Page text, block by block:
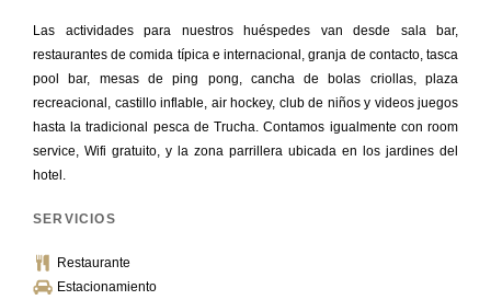
Las actividades para nuestros huéspedes van desde sala bar,
restaurantes de comida típica e internacional, granja de contacto, tasca
pool bar, mesas de ping pong, cancha de bolas criollas, plaza
recreacional, castillo inflable, air hockey, club de niños y videos juegos
hasta la tradicional pesca de Trucha. Contamos igualmente con room
service, Wifi gratuito, y la zona parrillera ubicada en los jardines del
hotel.
SERVICIOS
Restaurante
Estacionamiento